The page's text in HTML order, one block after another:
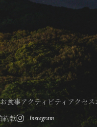
お食事アクティビティ アクセス
約款 Instagram